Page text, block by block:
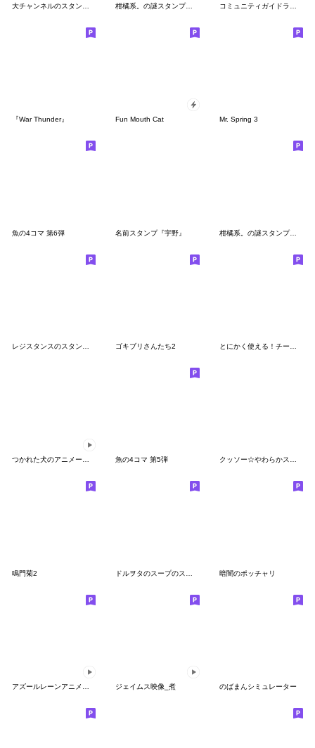
柑橘系。の謎スタンプ（4）
『War Thunder』 Fun Mouth Cat Mr. Spring 3
魚の4コマ 第6弾 名前スタンプ『宇野』 柑橘系。の謎スタンプ（3）
ゴキブリさんたち2
つかれた犬のアニメーションスタンプ3 魚の4コマ 第5弾 クッソー☆やわらかスタンプ
鳴門菊2 暗闇のポッチャリ
ジェイムス映像_煮 のばまんシミュレーター